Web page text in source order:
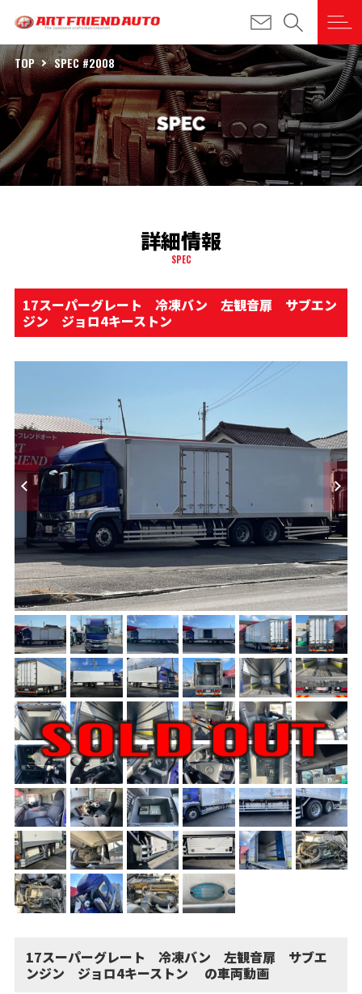
TOP SPEC #2008
詳細情報
SPEC
17スーパーグレート 冷凍バン 左観音扉 サブエン
ジン ジョロ4キーストン
17スーパーグレート 冷凍バン 左観音扉 サブエ
ンジン ジョロ4キーストン の車両動画